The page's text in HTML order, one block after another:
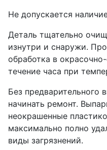
Не допускается
Деталь тщательно
изнутри и снаружи.
обработка в
течение часа при
Без предварительного
начинать ремонт.
неокрашенные
максимально полно
виды загрязнений.